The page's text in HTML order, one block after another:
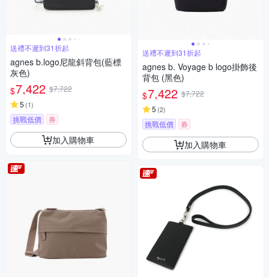
送禮不遲到31折起
agnes b.logo尼龍斜背包(藍標
灰色)
$7,422 $7,722
5 (1)
挑戰低價 券
加入購物車
送禮不遲到31折起
agnes b. Voyage b logo掛飾後
背包 (黑色)
$7,422 $7,722
5 (2)
挑戰低價 券
加入購物車